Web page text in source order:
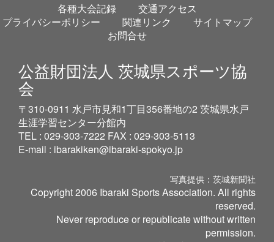
各種大会記録
交通アクセス
プライバシーポリシー
関連リンク
サイトマップ
お問合せ
公益財団法人 茨城県スポーツ協
会
〒310-0911 水戸市見和1丁目356番地の2 茨城県水戸
生涯学習センター分館内
TEL : 029-303-7222 FAX : 029-303-5113
E-mail : ibarakiken@ibaraki-spokyo.jp
写真提供：茨城新聞社
Copyright 2006 Ibaraki Sports Association. All rights
reserved.
Never reproduce or republicate without written
permission.